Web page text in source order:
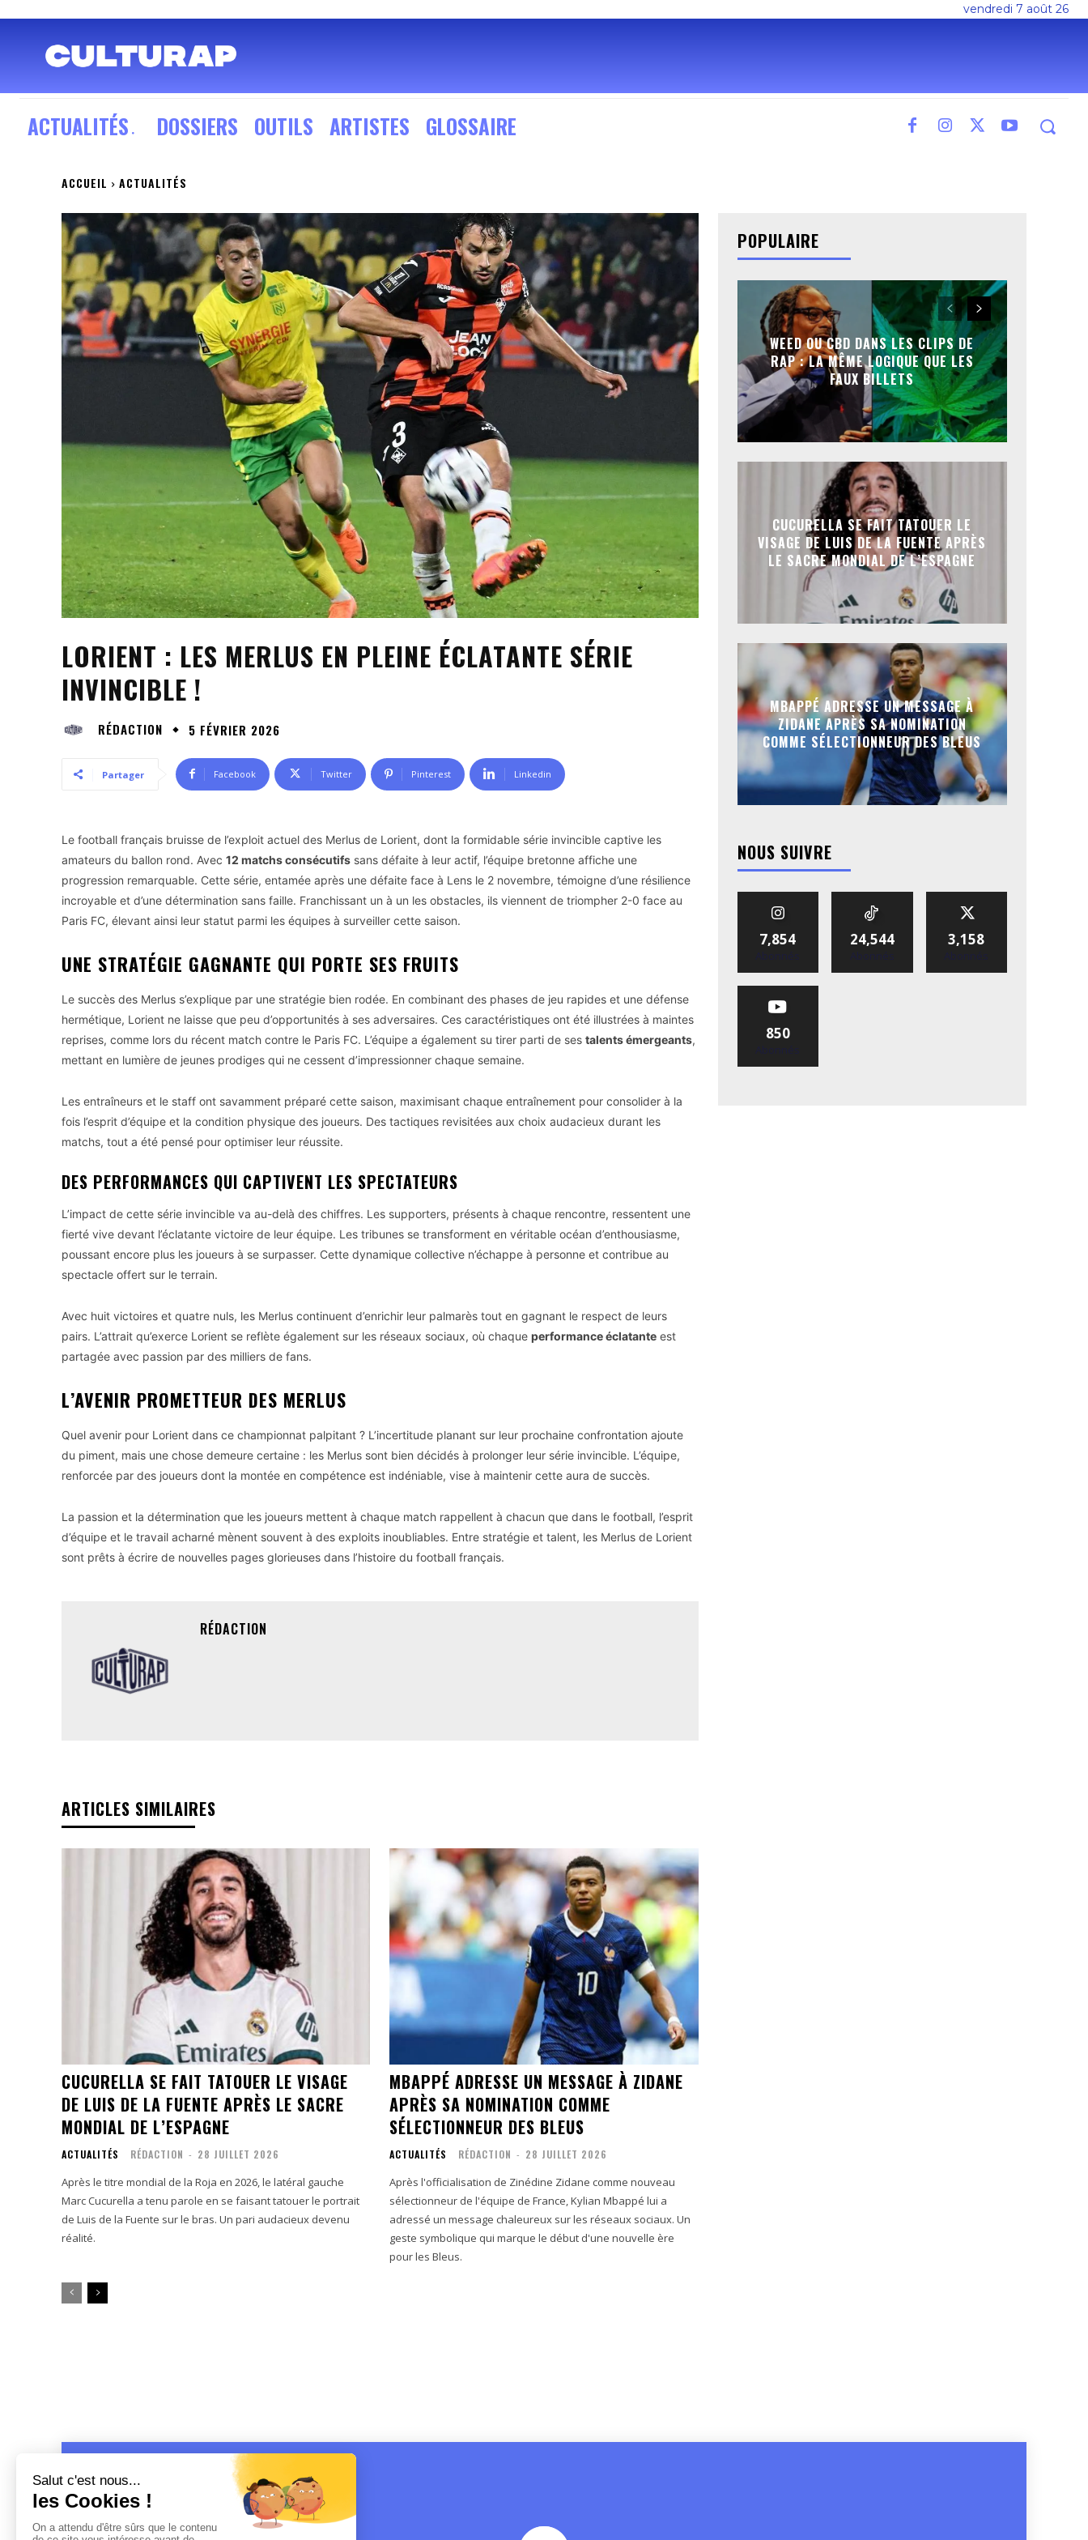
vendredi 7 août 26
ACTUALITÉS DOSSIERS OUTILS ARTISTES GLOSSAIRE
ACCUEIL ACTUALITÉS
LORIENT : LES MERLUS EN PLEINE ÉCLATANTE SÉRIE
INVINCIBLE !
RÉDACTION 5 FÉVRIER 2026
Partager Facebook Twitter Pinterest Linkedin
Le football français bruisse de l’exploit actuel des Merlus de Lorient, dont la formidable série invincible captive les
amateurs du ballon rond. Avec 12 matchs consécutifs sans défaite à leur actif, l’équipe bretonne affiche une
progression remarquable. Cette série, entamée après une défaite face à Lens le 2 novembre, témoigne d’une résilience
incroyable et d’une détermination sans faille. Franchissant un à un les obstacles, ils viennent de triompher 2-0 face au
Paris FC, élevant ainsi leur statut parmi les équipes à surveiller cette saison.
UNE STRATÉGIE GAGNANTE QUI PORTE SES FRUITS
Le succès des Merlus s’explique par une stratégie bien rodée. En combinant des phases de jeu rapides et une défense
hermétique, Lorient ne laisse que peu d’opportunités à ses adversaires. Ces caractéristiques ont été illustrées à maintes
reprises, comme lors du récent match contre le Paris FC. L’équipe a également su tirer parti de ses talents émergeants,
mettant en lumière de jeunes prodiges qui ne cessent d’impressionner chaque semaine.
Les entraîneurs et le staff ont savamment préparé cette saison, maximisant chaque entraînement pour consolider à la
fois l’esprit d’équipe et la condition physique des joueurs. Des tactiques revisitées aux choix audacieux durant les
matchs, tout a été pensé pour optimiser leur réussite.
DES PERFORMANCES QUI CAPTIVENT LES SPECTATEURS
L’impact de cette série invincible va au-delà des chiffres. Les supporters, présents à chaque rencontre, ressentent une
fierté vive devant l’éclatante victoire de leur équipe. Les tribunes se transforment en véritable océan d’enthousiasme,
poussant encore plus les joueurs à se surpasser. Cette dynamique collective n’échappe à personne et contribue au
spectacle offert sur le terrain.
Avec huit victoires et quatre nuls, les Merlus continuent d’enrichir leur palmarès tout en gagnant le respect de leurs
pairs. L’attrait qu’exerce Lorient se reflète également sur les réseaux sociaux, où chaque performance éclatante est
partagée avec passion par des milliers de fans.
L’AVENIR PROMETTEUR DES MERLUS
Quel avenir pour Lorient dans ce championnat palpitant ? L’incertitude planant sur leur prochaine confrontation ajoute
du piment, mais une chose demeure certaine : les Merlus sont bien décidés à prolonger leur série invincible. L’équipe,
renforcée par des joueurs dont la montée en compétence est indéniable, vise à maintenir cette aura de succès.
La passion et la détermination que les joueurs mettent à chaque match rappellent à chacun que dans le football, l’esprit
d’équipe et le travail acharné mènent souvent à des exploits inoubliables. Entre stratégie et talent, les Merlus de Lorient
sont prêts à écrire de nouvelles pages glorieuses dans l’histoire du football français.
RÉDACTION
ARTICLES SIMILAIRES
CUCURELLA SE FAIT TATOUER LE VISAGE
DE LUIS DE LA FUENTE APRÈS LE SACRE
MONDIAL DE L’ESPAGNE
ACTUALITÉS RÉDACTION - 28 JUILLET 2026
Après le titre mondial de la Roja en 2026, le latéral gauche
Marc Cucurella a tenu parole en se faisant tatouer le portrait
de Luis de la Fuente sur le bras. Un pari audacieux devenu
réalité.
MBAPPÉ ADRESSE UN MESSAGE À ZIDANE
APRÈS SA NOMINATION COMME
SÉLECTIONNEUR DES BLEUS
ACTUALITÉS RÉDACTION - 28 JUILLET 2026
Après l'officialisation de Zinédine Zidane comme nouveau
sélectionneur de l'équipe de France, Kylian Mbappé lui a
adressé un message chaleureux sur les réseaux sociaux. Un
geste symbolique qui marque le début d'une nouvelle ère
pour les Bleus.
POPULAIRE
WEED OU CBD DANS LES CLIPS DE
RAP : LA MÊME LOGIQUE QUE LES
FAUX BILLETS
CUCURELLA SE FAIT TATOUER LE
VISAGE DE LUIS DE LA FUENTE APRÈS
LE SACRE MONDIAL DE L’ESPAGNE
MBAPPÉ ADRESSE UN MESSAGE À
ZIDANE APRÈS SA NOMINATION
COMME SÉLECTIONNEUR DES BLEUS
NOUS SUIVRE
7,854
Abonnés
24,544
Abonnés
3,158
Abonnés
850
Abonnés